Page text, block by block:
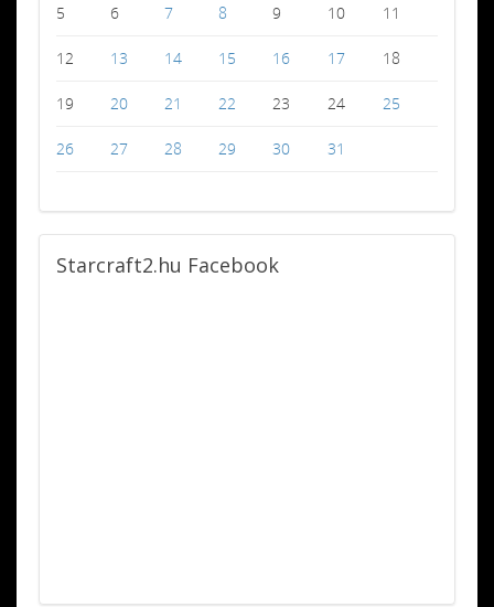
5 6 7 8 9 10 11
12 13 14 15 16 17 18
19 20 21 22 23 24 25
26 27 28 29 30 31
Starcraft2.hu Facebook